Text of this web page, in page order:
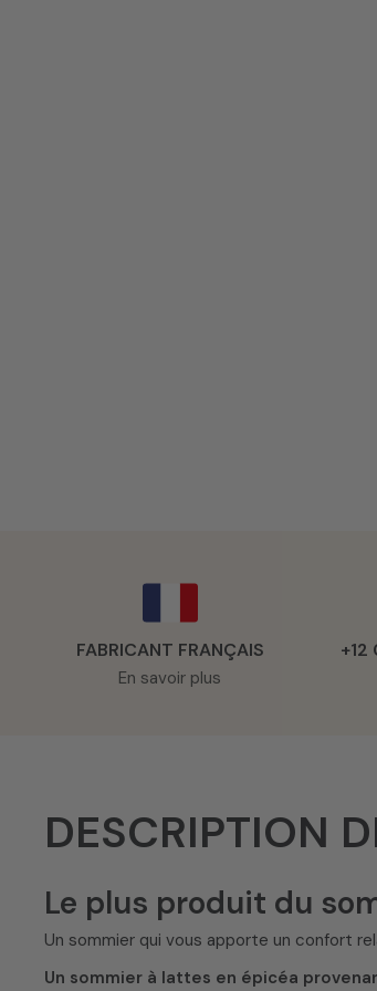
FABRICANT FRANÇAIS
En savoir plus
+12
DESCRIPTION
Le plus produit du
Un sommier qui vous apporte un confort
Un sommier à lattes en épicéa